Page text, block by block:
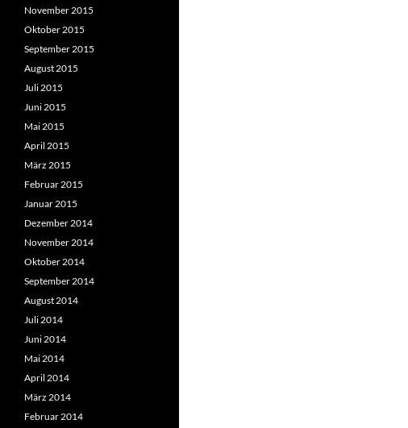
November 2015
Oktober 2015
September 2015
August 2015
Juli 2015
Juni 2015
Mai 2015
April 2015
März 2015
Februar 2015
Januar 2015
Dezember 2014
November 2014
Oktober 2014
September 2014
August 2014
Juli 2014
Juni 2014
Mai 2014
April 2014
März 2014
Februar 2014